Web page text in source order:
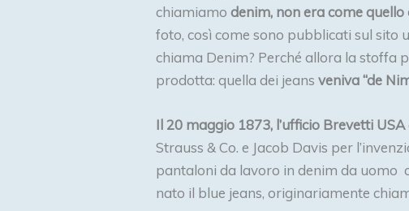
chiamiamo denim, non era come
foto, così come sono pubblicati sul sito
chiama Denim? Perché allora la stoffa
prodotta: quella dei jeans veniva “de
Il 20 maggio 1873, l’ufficio Brevetti USA
Strauss & Co. e Jacob Davis per
pantaloni da lavoro in denim da uomo
nato il blue jeans, originariamente